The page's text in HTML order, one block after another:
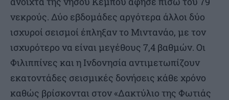
νεκρούς. Δύο εβδομάδες αργότερα άλλοι δύο
ισχυροί σεισμοί έπληξαν το Μιντανάο, με τον
ισχυρότερο να είναι μεγέθους 7,4 βαθμών. Οι
Φιλιππίνες και η Ινδονησία αντιμετωπίζουν
εκατοντάδες σεισμικές δονήσεις κάθε χρόνο
καθώς βρίσκονται στον «Δακτύλιο της Φωτιάς